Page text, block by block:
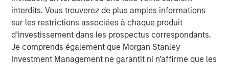
interdits. Vous trouverez de plus amples informations
sur les restrictions associées à chaque produit
d’investissement dans les prospectus correspondants.
Je comprends également que Morgan Stanley
Investment Management ne garantit ni n’affirme que les
AI's Silicon Backbone
TALES FROM THE EMERGING WORLD